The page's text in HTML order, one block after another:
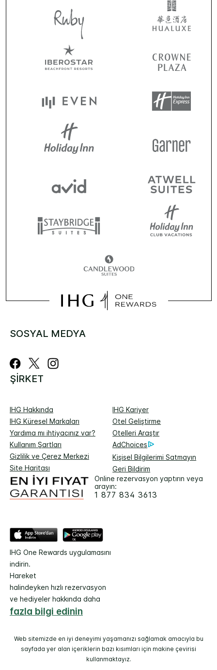
SOSYAL MEDYA
ŞIRKET
IHG Hakkında
IHG Kariyer
IHG Küresel Markaları
Otel Geliştirme
Yardıma mı ihtiyacınız var?
Otelleri Araştır
Kullanım Şartları
AdChoices
Gizlilik ve Çerez Merkezi
Kişisel Bilgilerimi Satmayın
Site Haritası
Geri Bildirim
Online rezervasyon yaptırın veya
arayın:
1 877 834 3613
IHG One Rewards uygulamasını
indirin.
Hareket
halindeyken hızlı rezervasyon
ve hediyeler hakkında daha
fazla bilgi edinin
Web sitemizde en iyi deneyimi yaşamanızı sağlamak amacıyla bu
sayfada yer alan içeriklerin bazı kısımları için makine çevirisi
kullanmaktayız.